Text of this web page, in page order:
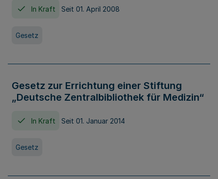
In Kraft Seit 01. April 2008
Gesetz
Gesetz zur Errichtung einer Stiftung
„Deutsche Zentralbibliothek für Medizin“
In Kraft Seit 01. Januar 2014
Gesetz